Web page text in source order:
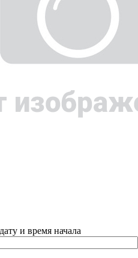
и время начала